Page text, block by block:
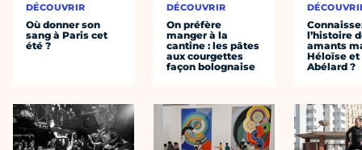
DÉCOUVRIR
Où donner son
sang à Paris cet
été ?
DÉCOUVRIR
On préfère
manger à la
cantine : les pâtes
aux courgettes
façon bolognaise
l’histoire
amants
Héloïse et
Abélard ?